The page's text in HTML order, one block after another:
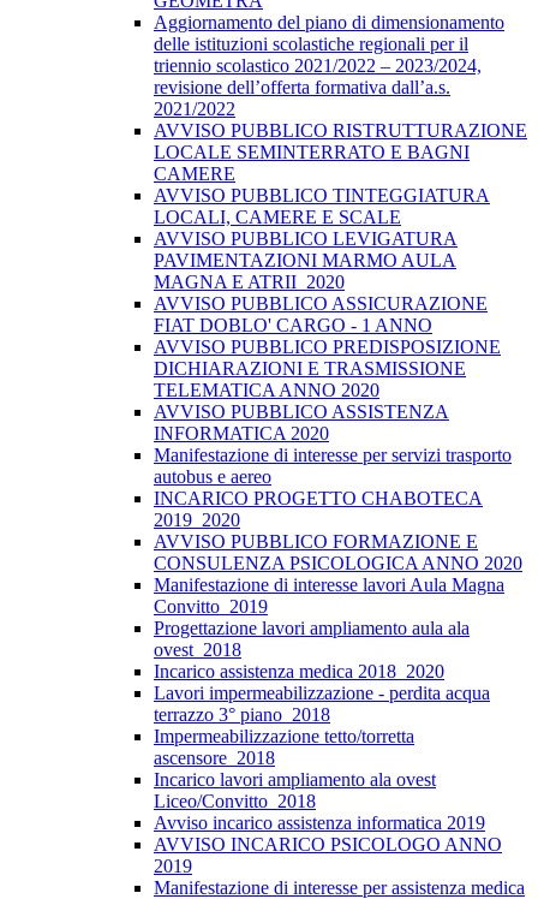
Aggiornamento del piano di dimensionamento
delle istituzioni scolastiche regionali per il
triennio scolastico 2021/2022 – 2023/2024,
revisione dell’offerta formativa dall’a.s.
2021/2022
AVVISO PUBBLICO RISTRUTTURAZIONE
LOCALE SEMINTERRATO E BAGNI
CAMERE
AVVISO PUBBLICO TINTEGGIATURA
LOCALI, CAMERE E SCALE
AVVISO PUBBLICO LEVIGATURA
PAVIMENTAZIONI MARMO AULA
MAGNA E ATRII_2020
AVVISO PUBBLICO ASSICURAZIONE
FIAT DOBLO' CARGO - 1 ANNO
AVVISO PUBBLICO PREDISPOSIZIONE
DICHIARAZIONI E TRASMISSIONE
TELEMATICA ANNO 2020
AVVISO PUBBLICO ASSISTENZA
INFORMATICA 2020
Manifestazione di interesse per servizi trasporto
autobus e aereo
INCARICO PROGETTO CHABOTECA
2019_2020
AVVISO PUBBLICO FORMAZIONE E
CONSULENZA PSICOLOGICA ANNO 2020
Manifestazione di interesse lavori Aula Magna
Convitto_2019
Progettazione lavori ampliamento aula ala
ovest_2018
Incarico assistenza medica 2018_2020
Lavori impermeabilizzazione - perdita acqua
terrazzo 3° piano_2018
Impermeabilizzazione tetto/torretta
ascensore_2018
Incarico lavori ampliamento ala ovest
Liceo/Convitto_2018
Avviso incarico assistenza informatica 2019
AVVISO INCARICO PSICOLOGO ANNO
2019
Manifestazione di interesse per assistenza medica